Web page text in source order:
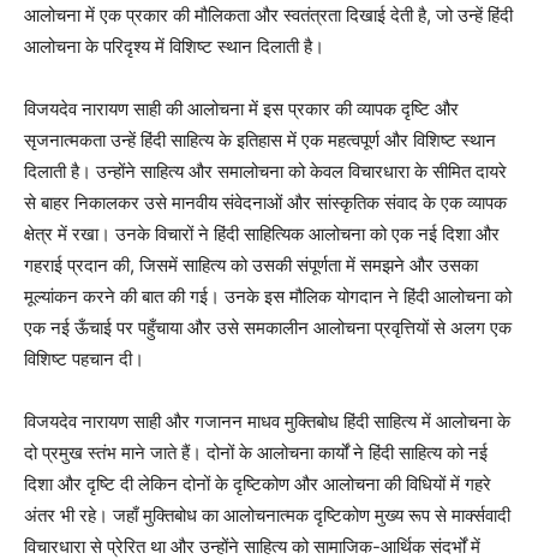
आलोचना में एक प्रकार की मौलिकता और स्वतंत्रता दिखाई देती है, जो उन्हें हिंदी
आलोचना के परिदृश्य में विशिष्ट स्थान दिलाती है।
विजयदेव नारायण साही की आलोचना में इस प्रकार की व्यापक दृष्टि और
सृजनात्मकता उन्हें हिंदी साहित्य के इतिहास में एक महत्वपूर्ण और विशिष्ट स्थान
दिलाती है। उन्होंने साहित्य और समालोचना को केवल विचारधारा के सीमित दायरे
से बाहर निकालकर उसे मानवीय संवेदनाओं और सांस्कृतिक संवाद के एक व्यापक
क्षेत्र में रखा। उनके विचारों ने हिंदी साहित्यिक आलोचना को एक नई दिशा और
गहराई प्रदान की, जिसमें साहित्य को उसकी संपूर्णता में समझने और उसका
मूल्यांकन करने की बात की गई। उनके इस मौलिक योगदान ने हिंदी आलोचना को
एक नई ऊँचाई पर पहुँचाया और उसे समकालीन आलोचना प्रवृत्तियों से अलग एक
विशिष्ट पहचान दी।
विजयदेव नारायण साही और गजानन माधव मुक्तिबोध हिंदी साहित्य में आलोचना के
दो प्रमुख स्तंभ माने जाते हैं। दोनों के आलोचना कार्यों ने हिंदी साहित्य को नई
दिशा और दृष्टि दी लेकिन दोनों के दृष्टिकोण और आलोचना की विधियों में गहरे
अंतर भी रहे। जहाँ मुक्तिबोध का आलोचनात्मक दृष्टिकोण मुख्य रूप से मार्क्सवादी
विचारधारा से प्रेरित था और उन्होंने साहित्य को सामाजिक-आर्थिक संदर्भों में